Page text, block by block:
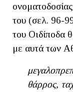
του (σελ. 96-
του Οιδίποδα
με αυτά των
θάρρος,